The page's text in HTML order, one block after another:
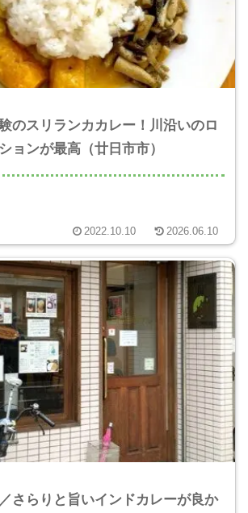
のスリランカカレー！川沿いのロ
ョンが最高（廿日市市）
2022.10.10 2026.06.10
さらりと旨いインドカレーが良か